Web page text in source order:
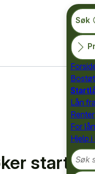
Søk
Lån
Renter
For
Hjelp
Søk